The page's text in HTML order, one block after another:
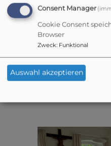
Erweiterter Filter
Für Ihre Suchanfrage
Consent Manager
Cookie Consent
Browser
Zweck: Funktional
Auswahl akzeptieren